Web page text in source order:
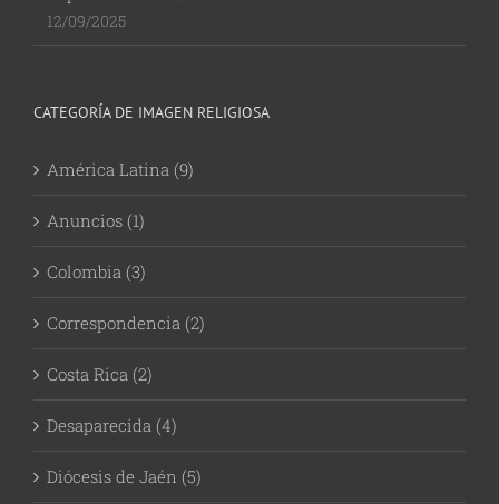
12/09/2025
CATEGORÍA DE IMAGEN RELIGIOSA
América Latina (9)
Anuncios (1)
Colombia (3)
Correspondencia (2)
Costa Rica (2)
Desaparecida (4)
Diócesis de Jaén (5)